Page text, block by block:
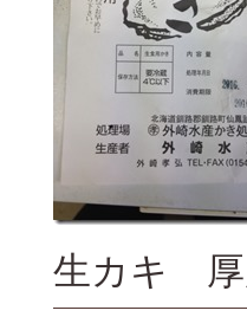
生カキ